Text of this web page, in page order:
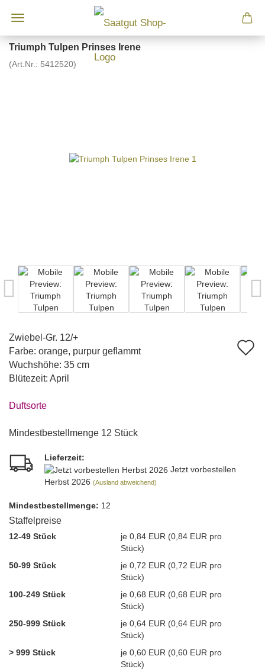
Triumph Tulpen Prinses Irene
(Art.Nr.: 5412520)
Zwiebel-Gr. 12/+
Farbe: orange, purpur geflammt
Wuchshöhe: 35 cm
Blütezeit: April
Duftsorte
Mindestbestellmenge 12 Stück
Lieferzeit:
Jetzt vorbestellen
Herbst 2026 (Ausland abweichend)
Mindest­bestellmenge: 12
Staffelpreise
12-49 Stück
je 0,84 EUR (0,84 EUR pro
Stück)
50-99 Stück
je 0,72 EUR (0,72 EUR pro
Stück)
100-249 Stück
je 0,68 EUR (0,68 EUR pro
Stück)
250-999 Stück
je 0,64 EUR (0,64 EUR pro
Stück)
> 999 Stück
je 0,60 EUR (0,60 EUR pro
Stück)